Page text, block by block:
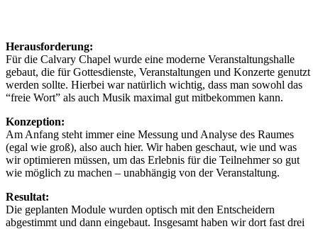
Herausforderung:
Für die Calvary Chapel wurde eine moderne Veranstaltungshalle
gebaut, die für Gottesdienste, Veranstaltungen und Konzerte genutzt
werden sollte. Hierbei war natürlich wichtig, dass man sowohl das
“freie Wort” als auch Musik maximal gut mitbekommen kann.
Konzeption:
Am Anfang steht immer eine Messung und Analyse des Raumes
(egal wie groß), also auch hier. Wir haben geschaut, wie und was
wir optimieren müssen, um das Erlebnis für die Teilnehmer so gut
wie möglich zu machen – unabhängig von der Veranstaltung.
Resultat:
Die geplanten Module wurden optisch mit den Entscheidern
abgestimmt und dann eingebaut. Insgesamt haben wir dort fast drei